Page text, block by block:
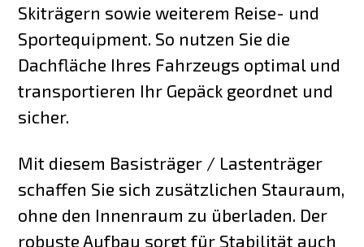
Skiträgern sowie weiterem Reise- und
Sportequipment. So nutzen Sie die
Dachfläche Ihres Fahrzeugs optimal und
transportieren Ihr Gepäck geordnet und
sicher.
Mit diesem Basisträger / Lastenträger
schaffen Sie sich zusätzlichen Stauraum,
ohne den Innenraum zu überladen. Der
robuste Aufbau sorgt für Stabilität auch